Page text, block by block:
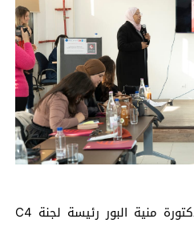
في هذا السياق، قدمت الدكتورة منية البور رئيسة لجنة C4